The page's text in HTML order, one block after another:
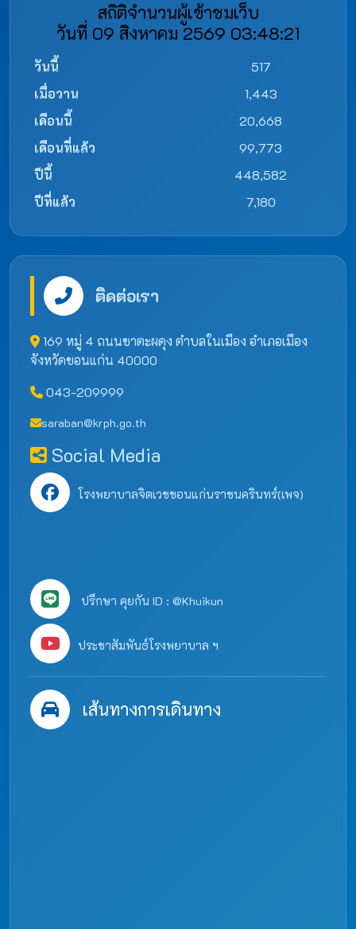
สถิติจำนวนผู้เข้าชมเว็บ
วันที่ 09 สิงหาคม 2569 03:48:21
วันนี้
517
เมื่อวาน
1,443
เดือนนี้
20,668
เดือนที่แล้ว
99,773
ปีนี้
448,582
ปีที่แล้ว
7,180
ติดต่อเรา
169 หมู่ 4 ถนนชาตะผดุง ตำบลในเมือง อำเภอเมือง
จังหวัดขอนแก่น 40000
043-209999
saraban@krph.go.th
Social Media
โรงพยาบาลจิตเวชขอนแก่นราชนครินทร์(เพจ)
ปรึกษา คุยกัน ID : @Khuikun
ประชาสัมพันธ์โรงพยาบาล ฯ
เส้นทางการเดินทาง